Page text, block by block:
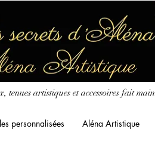
tenues artistiques et accessoires fait main
personnalisées Aléna Artistique